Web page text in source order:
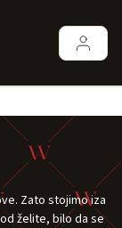
Zato stojimo iza
želite, bilo da se